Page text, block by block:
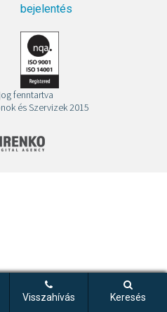
Visszahívás Keresés
bejelentés
fenntartva
és Szervizek 2015